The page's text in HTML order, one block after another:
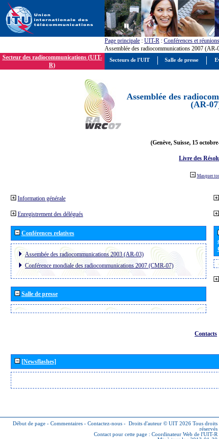
Page principale : UIT-R : Conférences et réunions
Assemblée des radiocommunications 2007 (AR-
Secteur des radiocommunications (UIT-
R)
Assemblée des
(AR-
(Genève, Suisse, 15
Livre des
Masquer
Information générale
Enregistrement des délégués
Conférences relatives
Assembée des radiocommunications 2003 (AR-03)
Conférence mondiale des radiocommunications 2007 (CMR-07)
Salle de presse
Contacts
[Newsflashes]
Début de page - Commentaires - Contactez-nous - Droits d'auteur © UIT 2026 Tous droits
réservés
Contact pour cette page : Coordinateur Web de l'UIT-R
Secteurs de l'UIT Salle de presse